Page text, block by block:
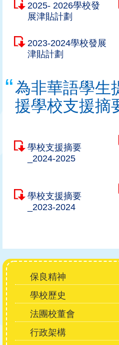
2025- 2026學校發
展津貼計劃
2023-2024學校發展
津貼計劃
為非華語學生
援學校支援摘
學校支援摘要
_2024-2025
學校支援摘要
_2023-2024
Main
navigation
保良精神
學校歷史
法團校董會
行政架構